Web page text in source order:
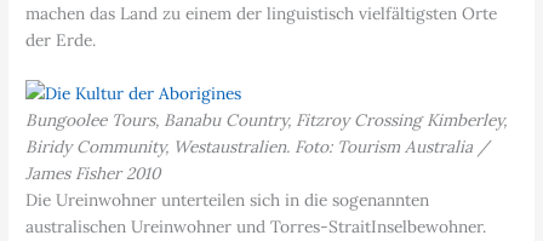
machen das Land zu einem der linguistisch vielfältigsten Orte
der Erde.
Bungoolee Tours, Banabu Country, Fitzroy Crossing Kimberley,
Biridy Community, Westaustralien. Foto: Tourism Australia /
James Fisher 2010
Die Ureinwohner unterteilen sich in die sogenannten
australischen Ureinwohner und Torres-Strait­Inselbewohner.